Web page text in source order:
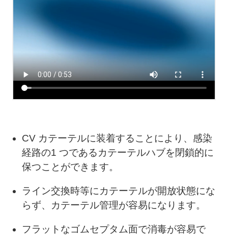
CV カテーテルに装着することにより、感染
経路の1 つであるカテーテルハブを閉鎖的に
保つことができます。
ライン交換時等にカテーテルが開放状態にな
らず、カテーテル管理が容易になります。
フラットなゴムセプタム面で消毒が容易で